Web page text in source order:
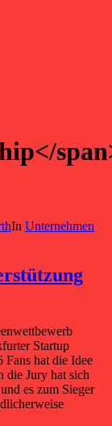
In Unternehmen
Startup
Fans hat die Idee
die Jury hat sich
es zum Sieger